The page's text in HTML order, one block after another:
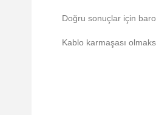
Doğru sonuçlar için
Kablo karmaşası